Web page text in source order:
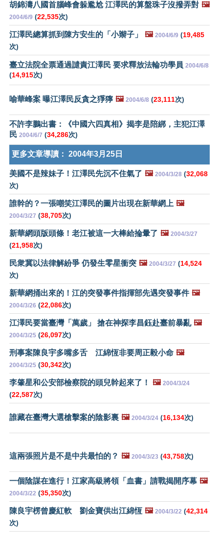
胡錦濤八國首腦峰會躲尷尬 江澤民的算盤珠子沒撥弄對 🖼️
2004/6/9 (22,535次)
江澤民總算抓到陳方安生的「小辮子」 🖼️ 2004/6/9 (19,485
次)
臺立法院全票通過譴責江澤民 要求釋放法輪功學員 2004/6/8
(14,915次)
喻華峰案 曝江澤民反貪之猙獰 🖼️ 2004/6/8 (23,111次)
不許李鵬出書：《中國六四真相》揭李是陪綁，主犯江澤
民 2004/6/7 (34,286次)
更多文章導讀： 2004年3月25日
美國不是辣妹子！江澤民先沉不住氣了 🖼️ 2004/3/28 (32,068
次)
誰幹的？一張嘲笑江澤民的圖片出現在新華網上 🖼️
2004/3/27 (38,705次)
新華網頭版頭條！老江被這一大棒給掄暈了 🖼️ 2004/3/27
(21,958次)
民衆冀以法律解紛爭 仍發生零星衝突 🖼️ 2004/3/27 (14,524
次)
新華網捅出來的！江的突發事件指揮部先遇突發事件 🖼️
2004/3/26 (22,086次)
江澤民要當臺灣「萬歲」 搶在神探李昌鈺赴臺前暴亂 🖼️
2004/3/25 (26,097次)
刑事案陳良宇多嘴多舌 江綿恆非要周正毅小命 🖼️
2004/3/25 (30,342次)
李肇星和公安部檢察院的頭兒幹起來了！ 🖼️ 2004/3/24
(22,587次)
誰藏在臺灣大選槍擊案的陰影裏 🖼️ 2004/3/24 (16,134次)
這兩張照片是不是中共最怕的？ 🖼️ 2004/3/23 (43,758次)
一個陰謀在進行！江家高級將領「血書」請戰揭開序幕 🖼️
2004/3/22 (35,350次)
陳良宇楞曾慶紅軟 劉金寶供出江綿恆 🖼️ 2004/3/22 (42,314
次)